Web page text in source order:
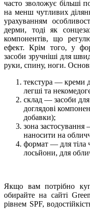
часто зволожує більші
на менш чутливих
урахуванням
дерми, тоді як
компонентів, що
ефект. Крім того, у
засоби зручніші для
руки, спину, ноги.
текстура — креми
легші та
склад — засоби для
доглядові
добавки);
зона
наносити на
формат — для тіла
лосьйони, для
Якщо вам потрібно
обирайте на сайті
рівнем SPF,